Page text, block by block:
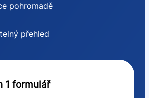
pohromadě
přehled
1 formulář